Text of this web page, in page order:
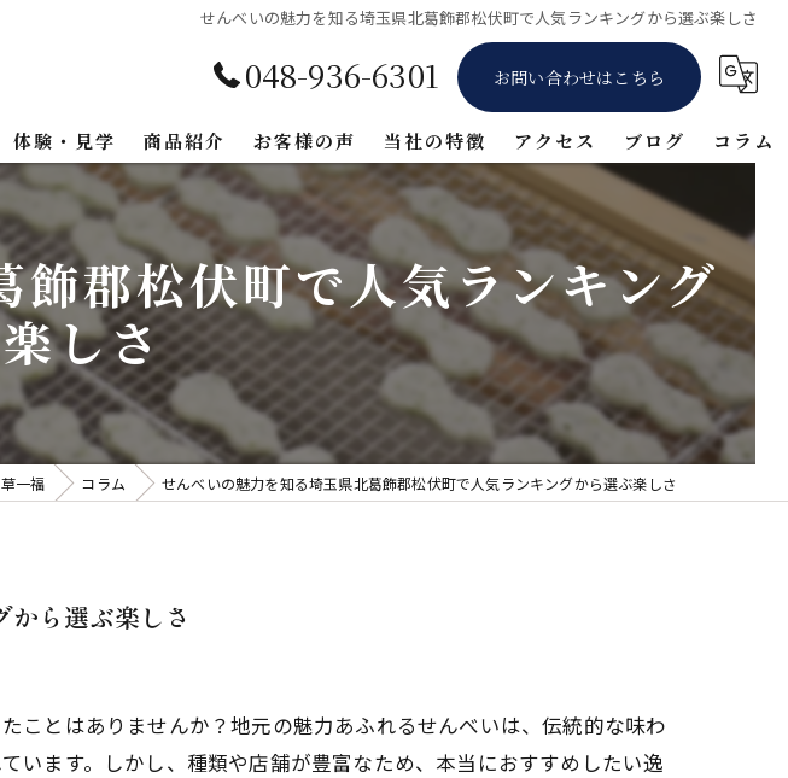
せんべいの魅力を知る埼玉県北葛飾郡松伏町で人気ランキングから選ぶ楽しさ
048-936-6301 お問い合わせはこちら
体験・見学 商品紹介 お客様の声 当社の特徴
ギフト
堅焼き
醤油
詰め合わせ
アクセス ブログ コラム
飾郡松伏町で人気ランキング
しさ
一福 コラム せんべいの魅力を知る埼玉県北葛飾郡松伏町で人気ランキングから選ぶ楽しさ
ら選ぶ楽しさ
ことはありませんか？地元の魅力あふれるせんべいは、伝統的な味わ
います。しかし、種類や店舗が豊富なため、本当におすすめしたい逸